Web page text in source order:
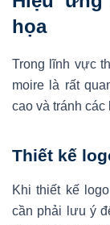
họa
Trong lĩnh vực
moire là rất
cao và tránh các
Thiết kế
Khi thiết kế
cần phải lưu ý